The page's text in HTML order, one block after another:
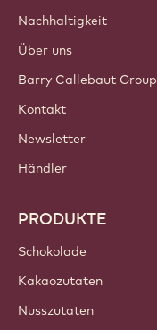
Nachhaltigkeit
Über uns
Barry Callebaut Group
Kontakt
Newsletter
Händler
PRODUKTE
Schokolade
Kakaozutaten
Nusszutaten